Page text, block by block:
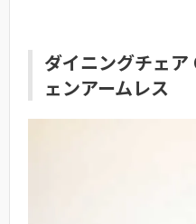
ダイニングチェア
ェンアームレス